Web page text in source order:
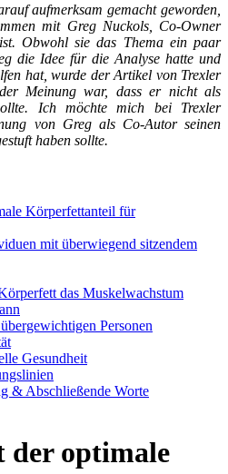
aufmerksam gemacht geworden,
mit Greg Nuckols, Co-Owner
Obwohl sie das Thema ein paar
die Idee für die Analyse hatte und
hat, wurde der Artikel von Trexler
Meinung war, dass er nicht als
Ich möchte mich bei Trexler
von Greg als Co-Autor seinen
haben sollte.
Körperfettanteil für
mit überwiegend sitzendem
das Muskelwachstum
Personen
Gesundheit
& Abschließende Worte
der optimale